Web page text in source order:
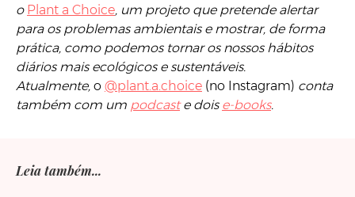
o Plant a Choice, um projeto que pretende alertar
para os problemas ambientais e mostrar, de forma
prática, como podemos tornar os nossos hábitos
diários mais ecológicos e sustentáveis.
Atualmente, o @plant.a.choice (no Instagram) conta
também com um podcaste dois e-books.
Leia também...